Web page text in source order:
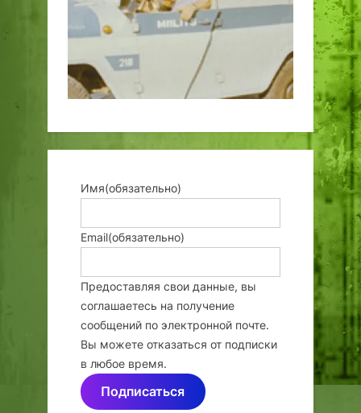
Имя(обязательно)
Email(обязательно)
Предоставляя свои данные, вы
соглашаетесь на получение
сообщений по электронной почте.
Вы можете отказаться от подписки
в любое время.
Подписаться